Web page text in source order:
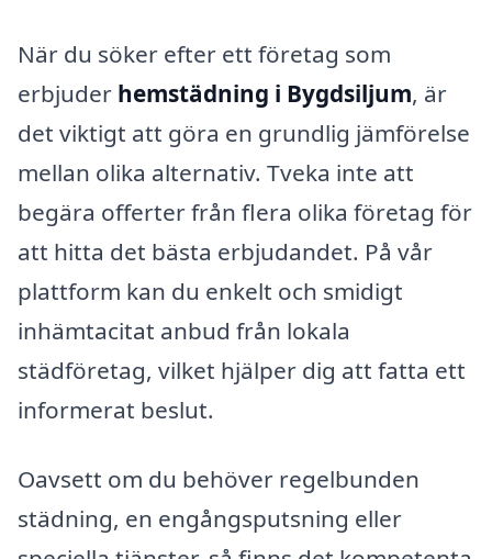
När du söker efter ett företag som
erbjuder hemstädning i Bygdsiljum, är
det viktigt att göra en grundlig jämförelse
mellan olika alternativ. Tveka inte att
begära offerter från flera olika företag för
att hitta det bästa erbjudandet. På vår
plattform kan du enkelt och smidigt
inhämtacitat anbud från lokala
städföretag, vilket hjälper dig att fatta ett
informerat beslut.
Oavsett om du behöver regelbunden
städning, en engångsputsning eller